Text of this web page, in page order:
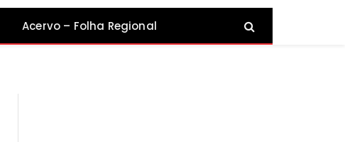
Acervo – Folha Regional